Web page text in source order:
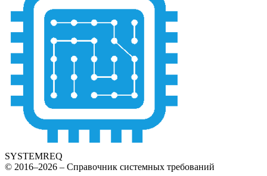
SYSTEMREQ
© 2016–2026 – Справочник системных требований